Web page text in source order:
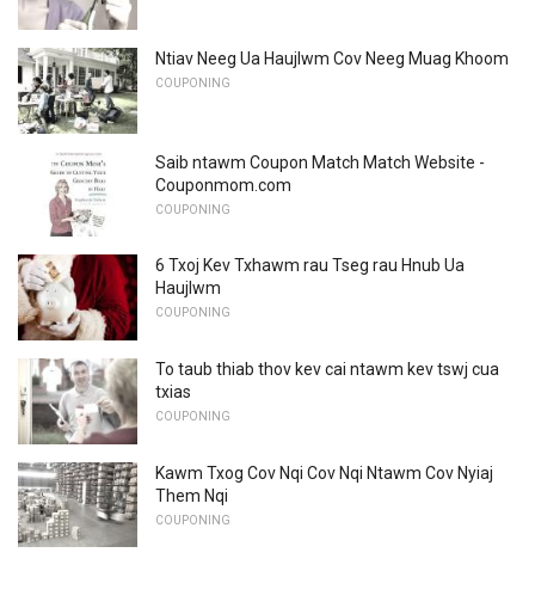
Ntiav Neeg Ua Haujlwm Cov Neeg Muag Khoom
COUPONING
Saib ntawm Coupon Match Match Website -
Couponmom.com
COUPONING
6 Txoj Kev Txhawm rau Tseg rau Hnub Ua
Haujlwm
COUPONING
To taub thiab thov kev cai ntawm kev tswj cua
txias
COUPONING
Kawm Txog Cov Nqi Cov Nqi Ntawm Cov Nyiaj
Them Nqi
COUPONING